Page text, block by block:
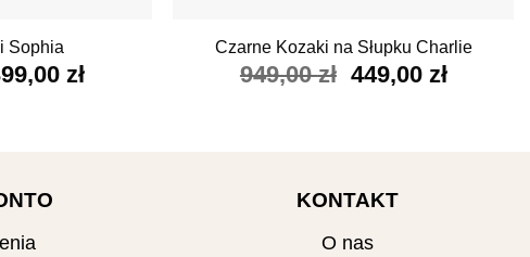
Sophia
złAktualna
Czarne Kozaki na Słupku Charlie
949,00zł Pierwotna
449,00 zł
KONTAKT
O nas